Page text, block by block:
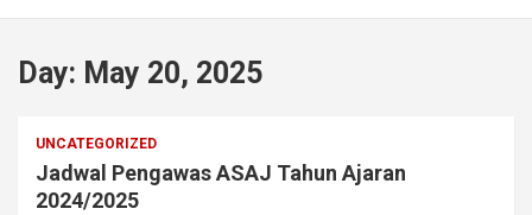
Day: May 20, 2025
UNCATEGORIZED
Jadwal Pengawas ASAJ Tahun Ajaran
2024/2025